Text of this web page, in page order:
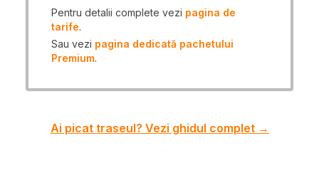
Pentru detalii complete vezi pagina de
tarife.
Sau vezi pagina dedicată pachetului
Premium.
Ai picat traseul? Vezi ghidul complet →